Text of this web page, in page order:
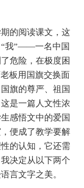
的阅读课文，这
“我”——一名中国
危险，在极度困
板用国旗交换面
旗的尊严、祖国
是一篇人文性浓
感悟文中的爱国
便成了教学要解
的认知，它还需
决定从以下两个
言文字之美。